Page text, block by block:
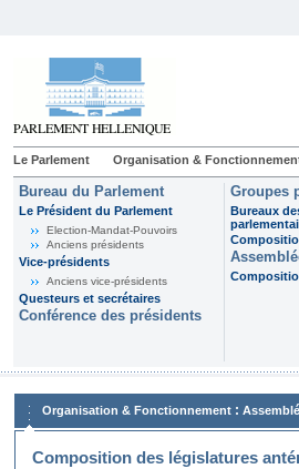
Le Parlement Organisation &
Bureau du Parlement
Le Président du Parlement
Election-Mandat-Pouvoirs
Anciens présidents
Vice-présidents
Anciens vice-présidents
Questeurs et secrétaires
Conférence des présidents
Groupes
Bureaux
Organisation & Fonctionnement :
Composition des législatures